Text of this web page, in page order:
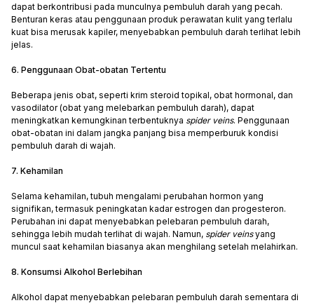
dapat berkontribusi pada munculnya pembuluh darah yang pecah.
Benturan keras atau penggunaan produk perawatan kulit yang terlalu
kuat bisa merusak kapiler, menyebabkan pembuluh darah terlihat lebih
jelas.
6. Penggunaan Obat-obatan Tertentu
Beberapa jenis obat, seperti krim steroid topikal, obat hormonal, dan
vasodilator (obat yang melebarkan pembuluh darah), dapat
meningkatkan kemungkinan terbentuknya spider veins. Penggunaan
obat-obatan ini dalam jangka panjang bisa memperburuk kondisi
pembuluh darah di wajah.
7. Kehamilan
Selama kehamilan, tubuh mengalami perubahan hormon yang
signifikan, termasuk peningkatan kadar estrogen dan progesteron.
Perubahan ini dapat menyebabkan pelebaran pembuluh darah,
sehingga lebih mudah terlihat di wajah. Namun, spider veinsyang
muncul saat kehamilan biasanya akan menghilang setelah melahirkan.
8. Konsumsi Alkohol Berlebihan
Alkohol dapat menyebabkan pelebaran pembuluh darah sementara di